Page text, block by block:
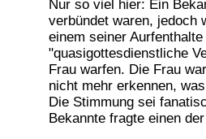
Nur so viel hier: Ein
verbündet waren, jedoch
einem seiner
"quasigottesdienstliche
Frau warfen. Die Frau
nicht mehr erkennen,
Die Stimmung sei
Bekannte fragte einen